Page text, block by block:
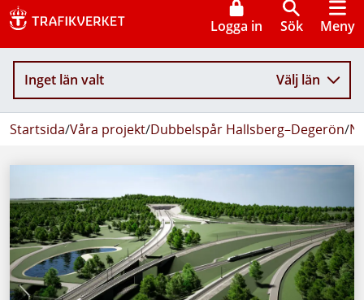
Logga in Sök Meny
Inget län valt Välj län
Startsida/Våra projekt/Dubbelspår Hallsberg–Degerön/